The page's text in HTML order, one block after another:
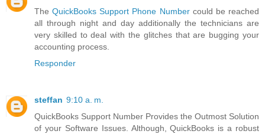
TheQuickBooks Support Phone Numbercould be reached
all through night and day additionally the technicians are
very skilled to deal with the glitches that are bugging your
accounting process.
Responder
steffan 9:10 a. m.
QuickBooks Support Number Provides the Outmost Solution
of your Software Issues. Although, QuickBooks is a robust